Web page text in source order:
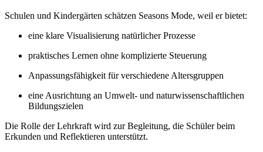
Schulen und Kindergärten schätzen Seasons Mode, weil er bietet:
eine klare Visualisierung natürlicher Prozesse
praktisches Lernen ohne komplizierte Steuerung
Anpassungsfähigkeit für verschiedene Altersgruppen
eine Ausrichtung an Umwelt- und naturwissenschaftlichen
Bildungszielen
Die Rolle der Lehrkraft wird zur Begleitung, die Schüler beim
Erkunden und Reflektieren unterstützt.